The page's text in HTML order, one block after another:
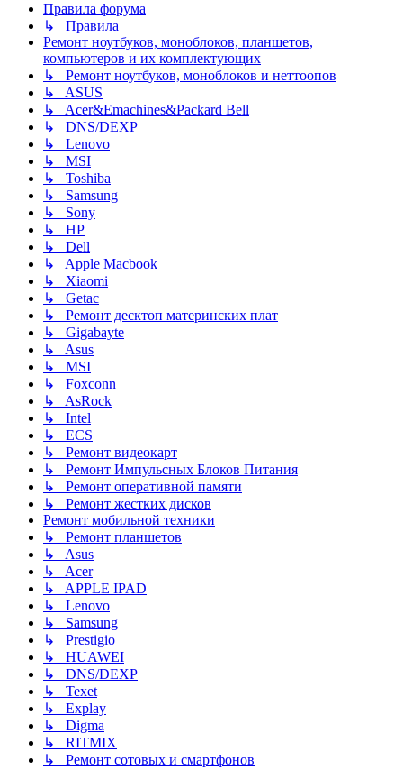
Правила форума
↳ Правила
Ремонт ноутбуков, моноблоков, планшетов,
компьютеров и их комплектующих
↳ Ремонт ноутбуков, моноблоков и неттоопов
↳ ASUS
↳ Acer&Emachines&Packard Bell
↳ DNS/DEXP
↳ Lenovo
↳ MSI
↳ Toshiba
↳ Samsung
↳ Sony
↳ HP
↳ Dell
↳ Apple Macbook
↳ Xiaomi
↳ Getac
↳ Ремонт десктоп материнских плат
↳ Gigabayte
↳ Asus
↳ MSI
↳ Foxconn
↳ AsRock
↳ Intel
↳ ECS
↳ Ремонт видеокарт
↳ Ремонт Импульсных Блоков Питания
↳ Ремонт оперативной памяти
↳ Ремонт жестких дисков
Ремонт мобильной техники
↳ Ремонт планшетов
↳ Asus
↳ Acer
↳ APPLE IPAD
↳ Lenovo
↳ Samsung
↳ Prestigio
↳ HUAWEI
↳ DNS/DEXP
↳ Texet
↳ Explay
↳ Digma
↳ RITMIX
↳ Ремонт сотовых и смартфонов